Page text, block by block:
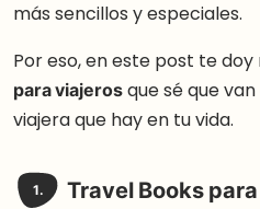
más sencillos y especiales.
Por eso, en este post te doy
para viajerosque sé que
viajera que hay en tu vida.
1.
Travel Books